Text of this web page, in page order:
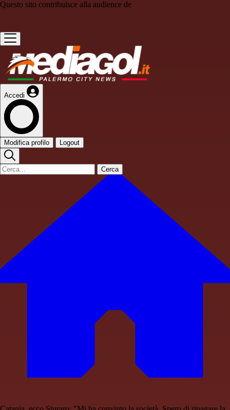
Questo sito contribuisce alla audience de
Accedi
Modifica profilo Logout
Cerca